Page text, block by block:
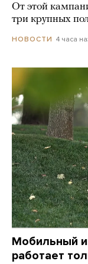
От этой
три крупных
НОВОСТИ 4 часа
Мобильный
работает